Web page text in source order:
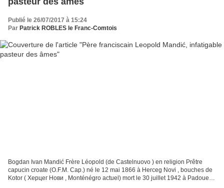
Publié le 26/07/2017 à 15:24
Par Patrick ROBLES le Franc-Comtois
Bogdan Ivan Mandić Frère Léopold (de Castelnuovo ) en religion Prêtre
capucin croate (O.F.M. Cap.) né le 12 mai 1866 à Herceg Novi , bouches de
Kotor ( Херцег Нови , Monténégro actuel) mort le 30 juillet 1942 à Padoue ,